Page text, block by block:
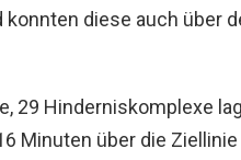
diese auch über
29 Hinderniskomplexe
Minuten über die Ziellinie